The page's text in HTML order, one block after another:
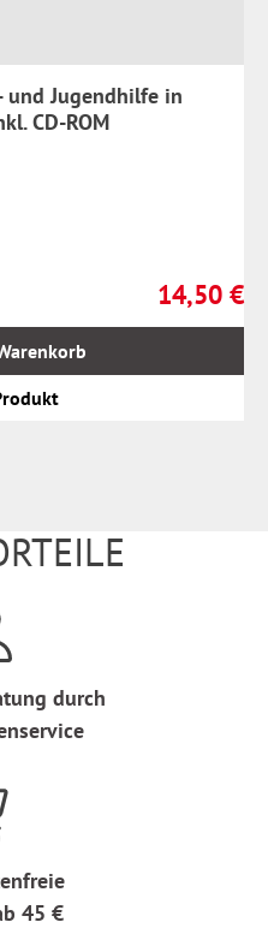
und Jugendhilfe in
CD-ROM
Regulärer
14,50 €
durch
45 €